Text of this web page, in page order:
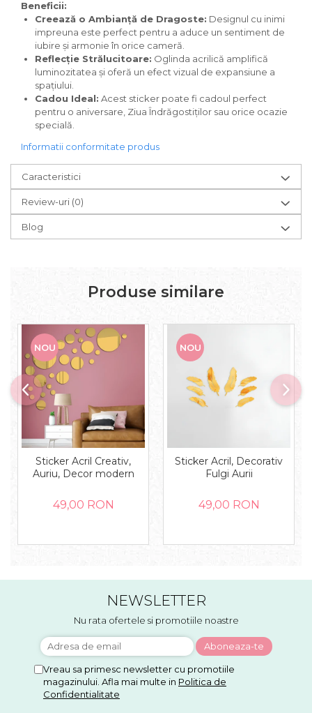
Beneficii:
Creează o Ambianță de Dragoste: Designul cu inimi
impreuna este perfect pentru a aduce un sentiment de
iubire și armonie în orice cameră.
Reflecție Strălucitoare: Oglinda acrilică amplifică
luminozitatea și oferă un efect vizual de expansiune a
spațiului.
Cadou Ideal: Acest sticker poate fi cadoul perfect
pentru o aniversare, Ziua Îndrăgostiților sau orice ocazie
specială.
Informatii conformitate produs
Caracteristici
Review-uri (0)
Blog
Produse similare
NOU
Sticker Acril Creativ,
Auriu, Decor modern
49,00 RON
NOU
Sticker Acril, Decorativ
Fulgi Aurii
49,00 RON
NEWSLETTER
Nu rata ofertele si promotiile noastre
Vreau sa primesc newsletter cu promotiile
magazinului. Afla mai multe in Politica de
Confidentialitate